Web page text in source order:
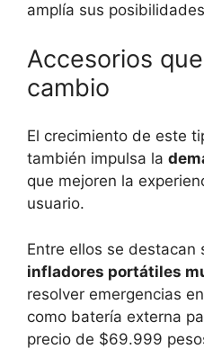
amplía sus
Accesorios
cambio
El crecimiento de este
también impulsa la
que mejoren la
usuario.
Entre ellos se destacan
infladores portátiles
resolver emergencias
como batería externa
precio de $69.999